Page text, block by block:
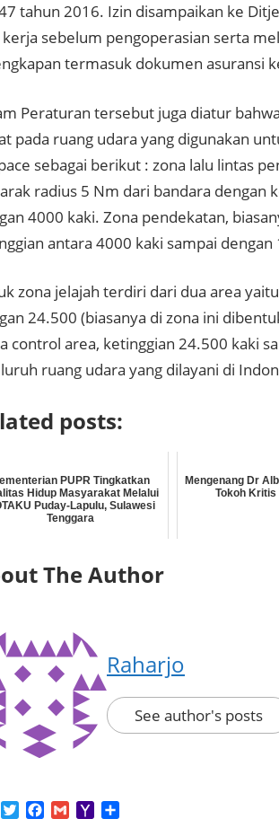
tahun 2016. Izin disampaikan ke
sebelum pengoperasian serta
termasuk dokumen asuransi
Peraturan tersebut juga diatur
pada ruang udara yang digunakan
sebagai berikut : zona lalu lintas
radius 5 Nm dari bandara dengan
4000 kaki. Zona pendekatan,
antara 4000 kaki sampai dengan
zona jelajah terdiri dari dua area
24.500 (biasanya di zona ini
control area, ketinggian 24.500 kaki
ruang udara yang dilayani di
posts:
PUPR Tingkatkan
Hidup Masyarakat Melalui
Puday-Lapulu, Sulawesi
Tenggara
Mengenang Dr
Tokoh Kritis
The Author
Raharjo
See author's posts
WhatsApp
TwitterFacebook
GmailYahoo